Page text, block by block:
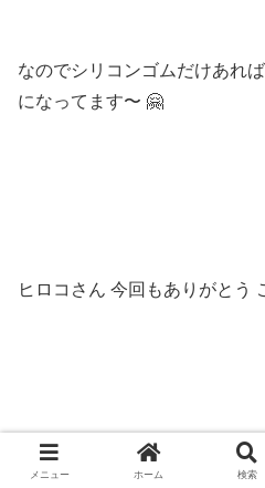
なのでシリコンゴムだけあれ
になってます〜 🤗
ヒロコさん 今回もありがとう
また次回も可愛いヘアアレン
メニュー ホーム 検索